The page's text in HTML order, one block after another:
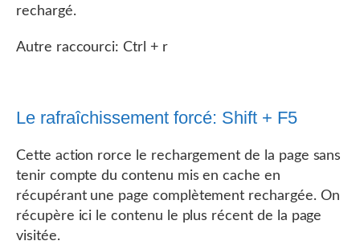
rechargé.
Autre raccourci: Ctrl + r
Le rafraîchissement forcé: Shift + F5
Cette action rorce le rechargement de la page sans
tenir compte du contenu mis en cache en
récupérant une page complètement rechargée. On
récupère ici le contenu le plus récent de la page
visitée.